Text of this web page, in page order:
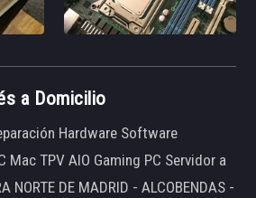
a Domicilio
Hardware Software
Mac TPV AIO Gaming PC Servidor a
NORTE DE MADRID - ALCOBENDAS -